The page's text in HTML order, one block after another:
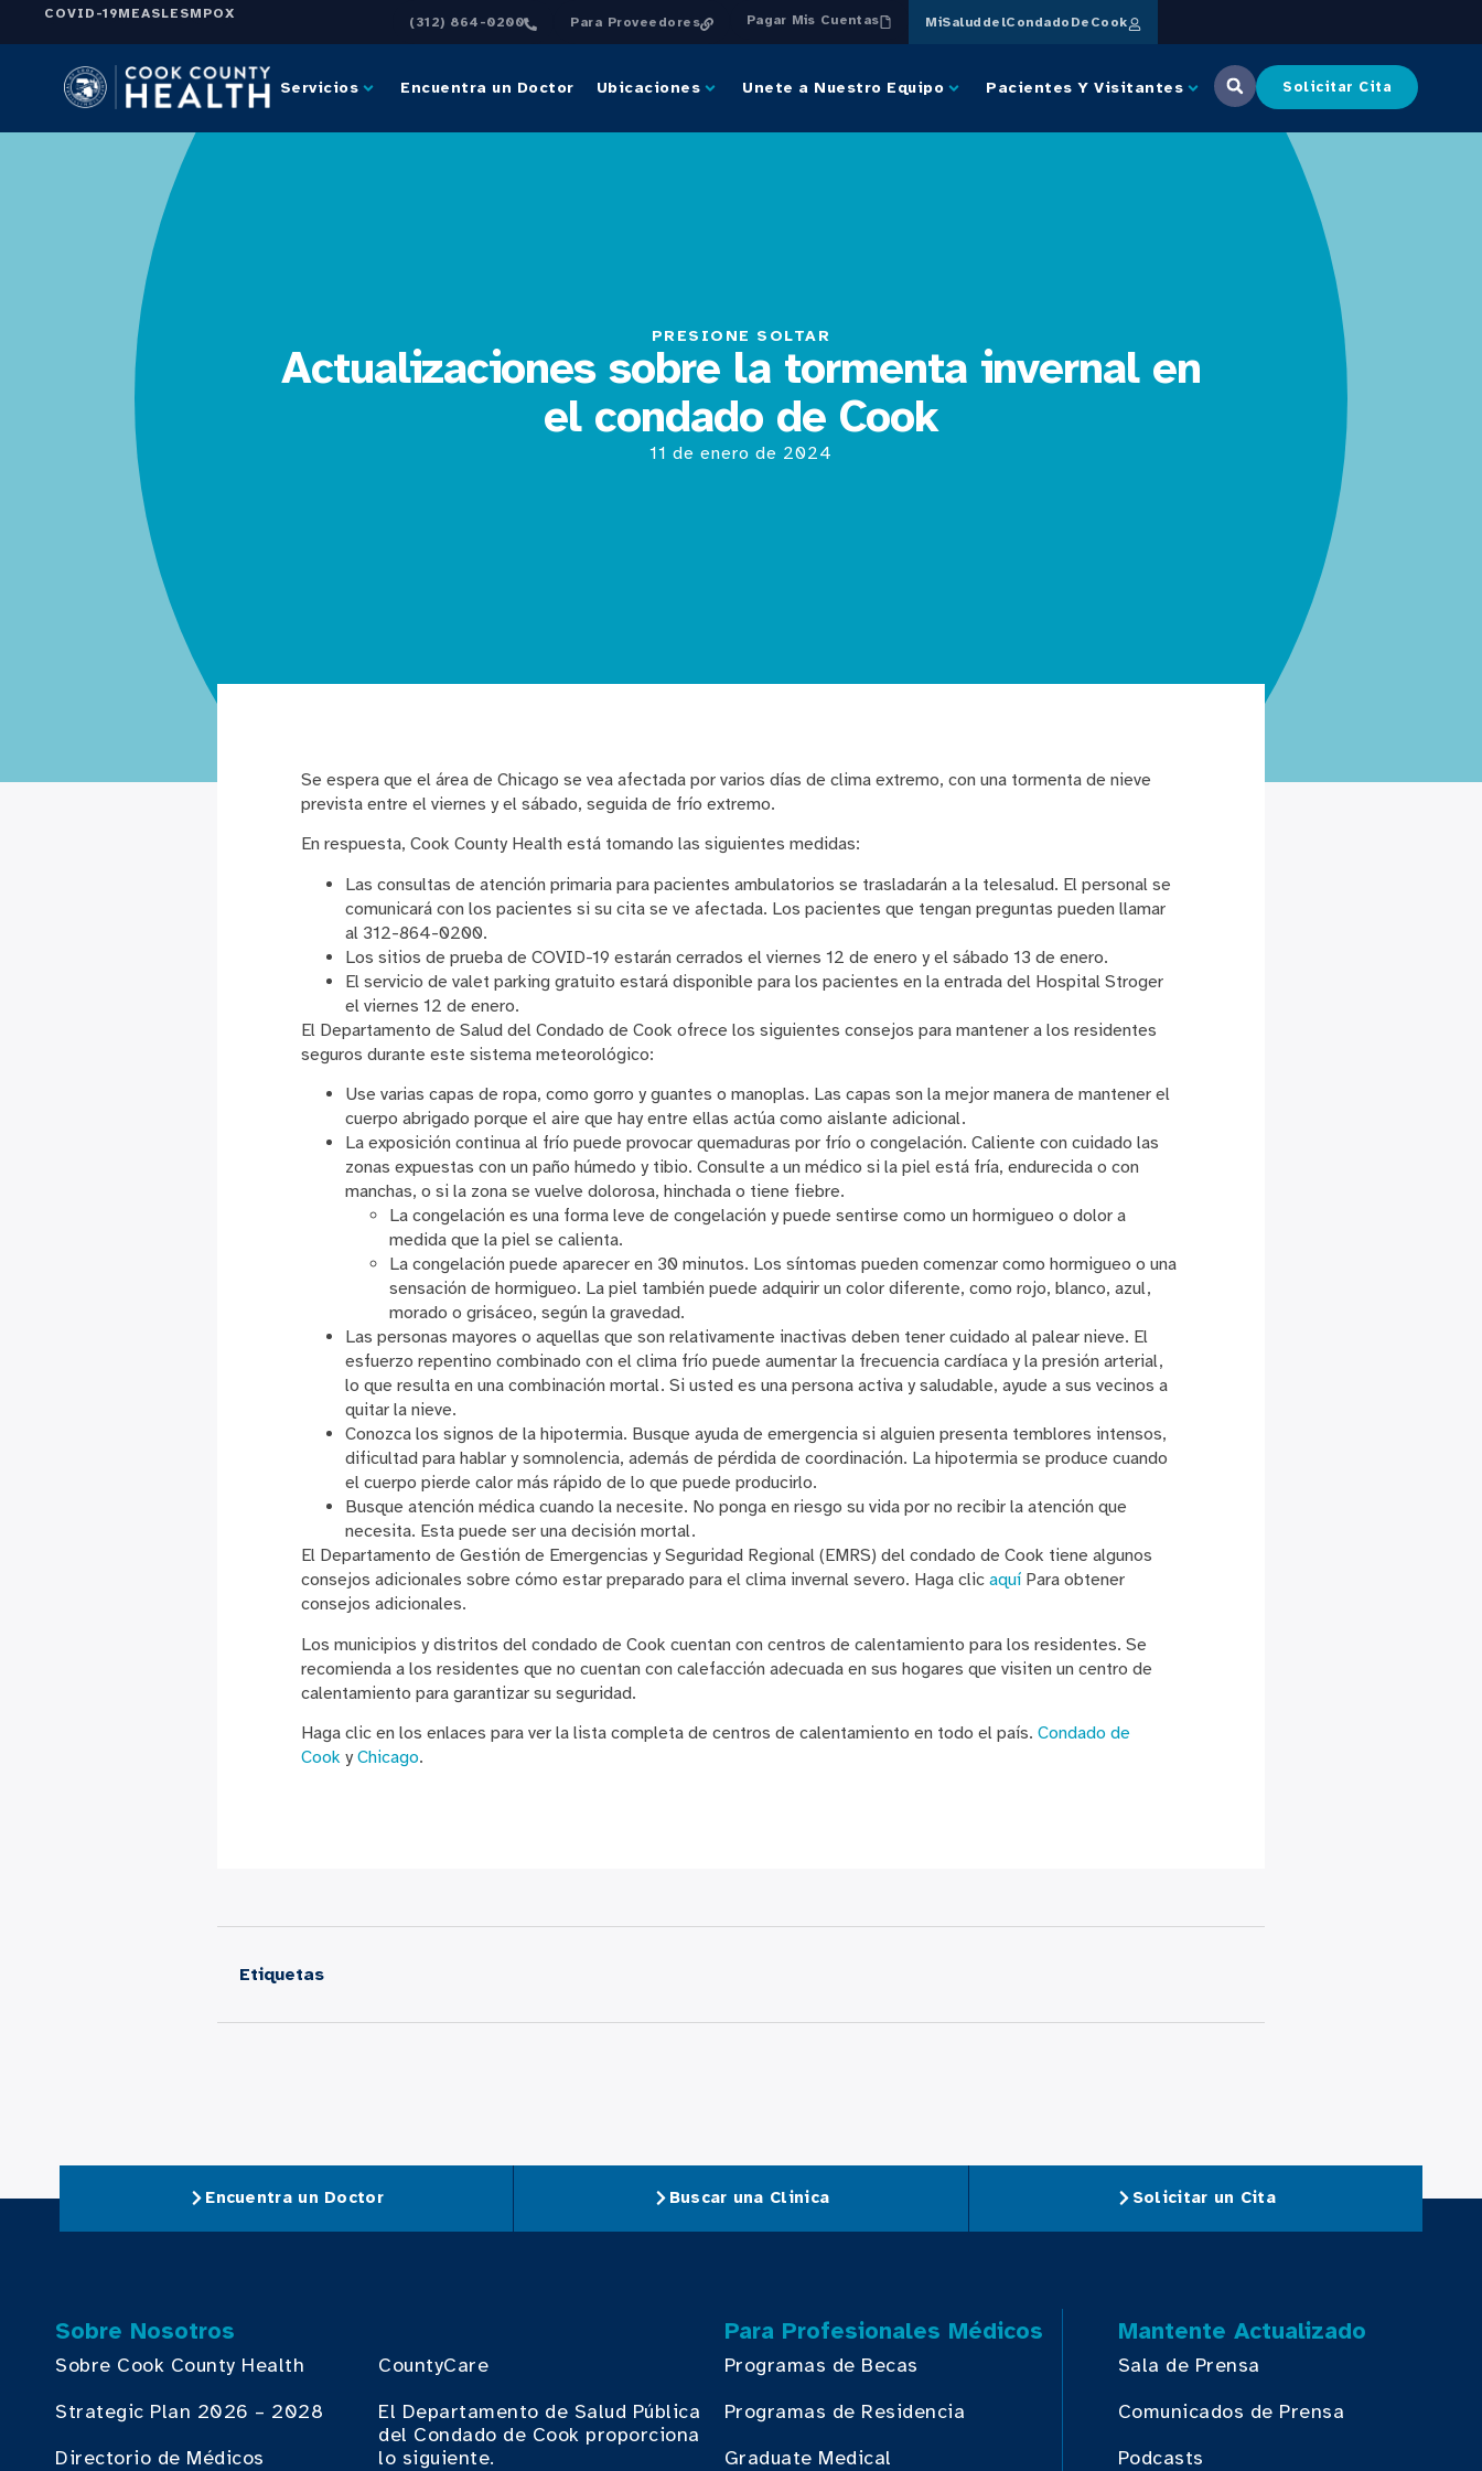
COVID-19MEASLESMPOX
(312) 864-0200 Para Proveedores Pagar Mis Cuentas MiSaluddelCondadoDeCook
Servicios Encuentra un Doctor Ubicaciones Unete a Nuestro Equipo Pacientes Y Visitantes Solicitar Cita
PRESIONE SOLTAR
Actualizaciones sobre la tormenta invernal en
el condado de Cook
11 de enero de 2024
Se espera que el área de Chicago se vea afectada por varios días de clima extremo, con una tormenta de nieve
prevista entre el viernes y el sábado, seguida de frío extremo.
En respuesta, Cook County Health está tomando las siguientes medidas:
Las consultas de atención primaria para pacientes ambulatorios se trasladarán a la telesalud. El personal se
comunicará con los pacientes si su cita se ve afectada. Los pacientes que tengan preguntas pueden llamar
al 312-864-0200.
Los sitios de prueba de COVID-19 estarán cerrados el viernes 12 de enero y el sábado 13 de enero.
El servicio de valet parking gratuito estará disponible para los pacientes en la entrada del Hospital Stroger
el viernes 12 de enero.
El Departamento de Salud del Condado de Cook ofrece los siguientes consejos para mantener a los residentes
seguros durante este sistema meteorológico:
Use varias capas de ropa, como gorro y guantes o manoplas. Las capas son la mejor manera de mantener el
cuerpo abrigado porque el aire que hay entre ellas actúa como aislante adicional.
La exposición continua al frío puede provocar quemaduras por frío o congelación. Caliente con cuidado las
zonas expuestas con un paño húmedo y tibio. Consulte a un médico si la piel está fría, endurecida o con
manchas, o si la zona se vuelve dolorosa, hinchada o tiene fiebre.
La congelación es una forma leve de congelación y puede sentirse como un hormigueo o dolor a
medida que la piel se calienta.
La congelación puede aparecer en 30 minutos. Los síntomas pueden comenzar como hormigueo o una
sensación de hormigueo. La piel también puede adquirir un color diferente, como rojo, blanco, azul,
morado o grisáceo, según la gravedad.
Las personas mayores o aquellas que son relativamente inactivas deben tener cuidado al palear nieve. El
esfuerzo repentino combinado con el clima frío puede aumentar la frecuencia cardíaca y la presión arterial,
lo que resulta en una combinación mortal. Si usted es una persona activa y saludable, ayude a sus vecinos a
quitar la nieve.
Conozca los signos de la hipotermia. Busque ayuda de emergencia si alguien presenta temblores intensos,
dificultad para hablar y somnolencia, además de pérdida de coordinación. La hipotermia se produce cuando
el cuerpo pierde calor más rápido de lo que puede producirlo.
Busque atención médica cuando la necesite. No ponga en riesgo su vida por no recibir la atención que
necesita. Esta puede ser una decisión mortal.
El Departamento de Gestión de Emergencias y Seguridad Regional (EMRS) del condado de Cook tiene algunos
consejos adicionales sobre cómo estar preparado para el clima invernal severo. Haga clic aquí Para obtener
consejos adicionales.
Los municipios y distritos del condado de Cook cuentan con centros de calentamiento para los residentes. Se
recomienda a los residentes que no cuentan con calefacción adecuada en sus hogares que visiten un centro de
calentamiento para garantizar su seguridad.
Haga clic en los enlaces para ver la lista completa de centros de calentamiento en todo el país. Condado de
Cook y Chicago.
Etiquetas
Encuentra un Doctor Buscar una Clinica Solicitar un Cita
Sobre Nosotros
Sobre Cook County Health
Strategic Plan 2026 – 2028
Directorio de Médicos
CountyCare
El Departamento de Salud Pública
del Condado de Cook proporciona
lo siguiente.
Para Profesionales Médicos
Programas de Becas
Programas de Residencia
Graduate Medical
Mantente Actualizado
Sala de Prensa
Comunicados de Prensa
Podcasts